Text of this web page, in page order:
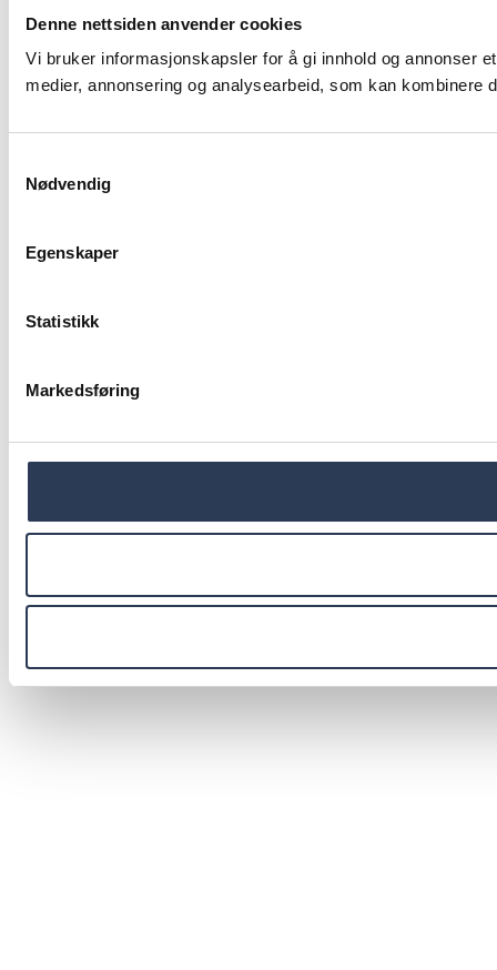
Denne nettsiden anvender cookies
Vi bruker informasjonskapsler for å gi innhold og annonser
medier, annonsering og analysearbeid, som kan
Nødvendig
Egenskaper
Statistikk
Markedsføring